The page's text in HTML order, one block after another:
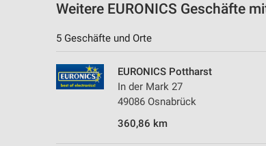
Weitere EURONICS Geschäfte
5 Geschäfte und Orte
EURONICS Pottharst
In der Mark 27
49086 Osnabrück
360,86 km
Geräte anhand von aktiv angeforderten Informationen
Nicht-IAB-Verarbeitungszwecke:
Performance